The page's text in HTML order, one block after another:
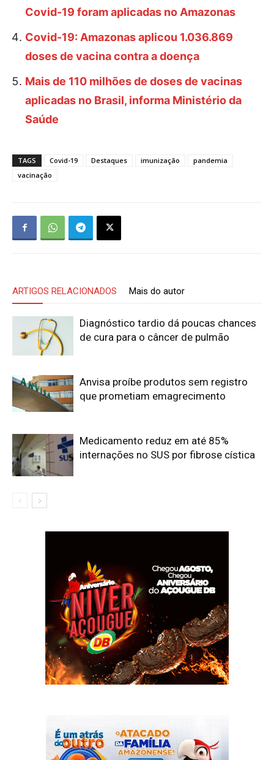
Covid-19 foram aplicadas no Amazonas
Covid-19: Amazonas aplicou 1.036.869
doses de vacina contra a doença
Mais de 110 milhões de doses de vacinas
aplicadas no Brasil, informa Ministério da
Saúde
TAGS Covid-19 Destaques imunização
pandemia
vacinação
ARTIGOS RELACIONADOS Mais do autor
Diagnóstico tardio dá poucas chances
de cura para o câncer de pulmão
Anvisa proíbe produtos sem registro
que prometiam emagrecimento
Medicamento reduz em até 85%
internações no SUS por fibrose cística